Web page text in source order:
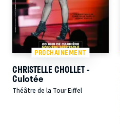
PROCHAINEMENT
CHRISTELLE CHOLLET -
Culotée
Théâtre de la Tour Eiffel